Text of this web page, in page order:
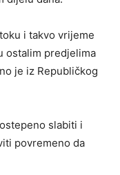
i takvo vrijeme
ostalim predjelima
je iz Republičkog
slabiti i
povremeno da